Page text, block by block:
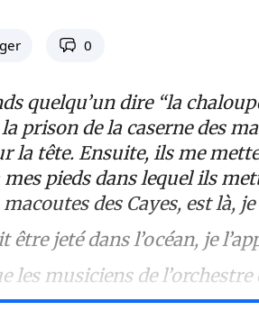
0
quelqu’un dire “la
prison de la caserne des
la tête. Ensuite, ils me
pieds dans lequel ils
des Cayes, est là,
être jeté dans l’océan, je
les musiciens de l’orchestre